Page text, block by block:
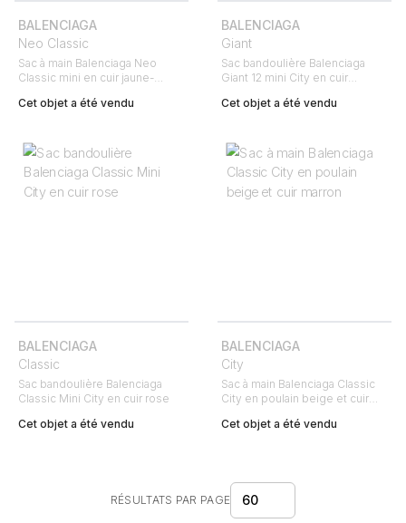
BALENCIAGA
Neo Classic
Sac à main Balenciaga Neo
Classic mini en cuir jaune-
Cet objet a été vendu
BALENCIAGA
Giant
Sac bandoulière Balenciaga
Giant 12 mini City en cuir
Cet objet a été vendu
BALENCIAGA
Classic
Sac bandoulière Balenciaga
Classic Mini City en cuir rose
Cet objet a été vendu
BALENCIAGA
City
Sac à main Balenciaga Classic
City en poulain beige et cuir
Cet objet a été vendu
RÉSULTATS PAR PAGE 60